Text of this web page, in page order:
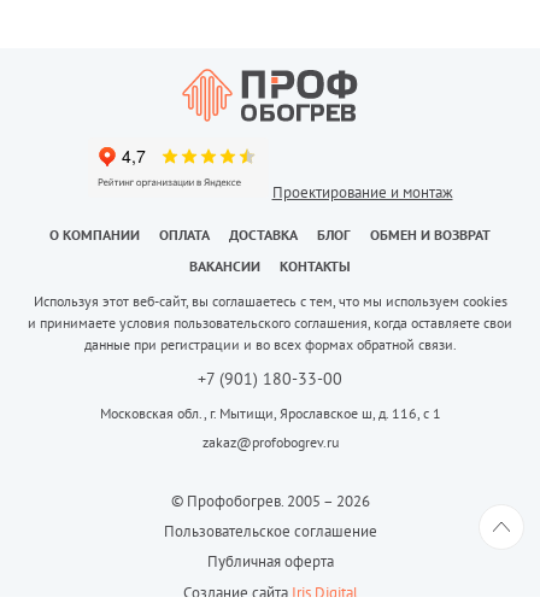
Проектирование и монтаж
О КОМПАНИИ ОПЛАТА ДОСТАВКА БЛОГ
ОБМЕН И ВОЗВРАТ
ВАКАНСИИ
КОНТАКТЫ
Используя этот веб-сайт, вы соглашаетесь с тем, что мы используем cookies
и принимаете условия пользовательского соглашения, когда оставляете свои
данные при регистрации и во всех формах обратной связи.
+7 (901) 180-33-00
Московская обл., г. Мытищи, Ярославское ш, д. 116, с 1
zakaz@profobogrev.ru
© Профобогрев. 2005 – 2026
Пользовательское соглашение
Публичная оферта
Создание сайта Iris Digital